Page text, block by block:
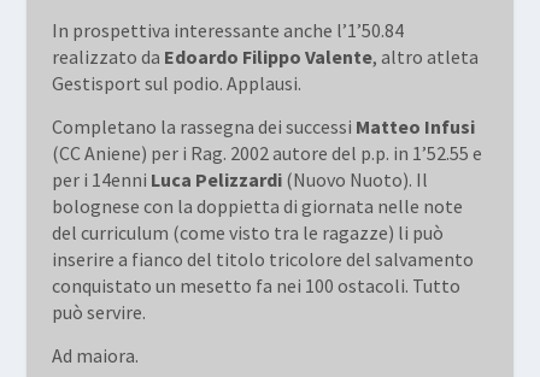
In prospettiva interessante anche l’1’50.84
realizzato da Edoardo Filippo Valente, altro atleta
Gestisport sul podio. Applausi.
Completano la rassegna dei successi Matteo Infusi
(CC Aniene) per i Rag. 2002 autore del p.p. in 1’52.55 e
per i 14enni Luca Pelizzardi(Nuovo Nuoto). Il
bolognese con la doppietta di giornata nelle note
del curriculum (come visto tra le ragazze) li può
inserire a fianco del titolo tricolore del salvamento
conquistato un mesetto fa nei 100 ostacoli. Tutto
può servire.
Ad maiora.